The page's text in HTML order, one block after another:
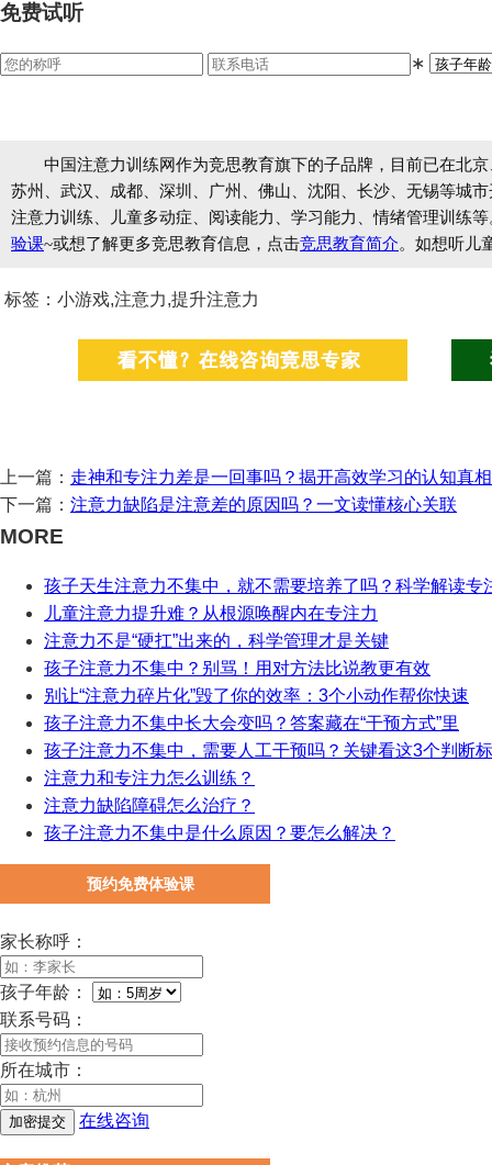
免费试听
∗
中国注意力训练网作为竞思教育旗下的子品牌，目前已在北
苏州、武汉、成都、深圳、广州、佛山、沈阳、长沙、无锡等城
注意力训练、儿童多动症、阅读能力、学习能力、情绪管理训练
验课~或想了解更多竞思教育信息，点击竞思教育简介。如想听儿
标签：小游戏,注意力,提升注意力
上一篇： 走神和专注力差是一回事吗？揭开高效学习的认知真相
下一篇： 注意力缺陷是注意差的原因吗？一文读懂核心关联
MORE
孩子天生注意力不集中，就不需要培养了吗？科学解读专
儿童注意力提升难？从根源唤醒内在专注力
注意力不是“硬扛”出来的，科学管理才是关键
孩子注意力不集中？别骂！用对方法比说教更有效
别让“注意力碎片化”毁了你的效率：3个小动作帮你快速
孩子注意力不集中长大会变吗？答案藏在“干预方式”里
孩子注意力不集中，需要人工干预吗？关键看这3个判断
注意力和专注力怎么训练？
注意力缺陷障碍怎么治疗？
孩子注意力不集中是什么原因？要怎么解决？
预约免费体验课
家长称呼：
孩子年龄：
联系号码：
所在城市：
在线咨询